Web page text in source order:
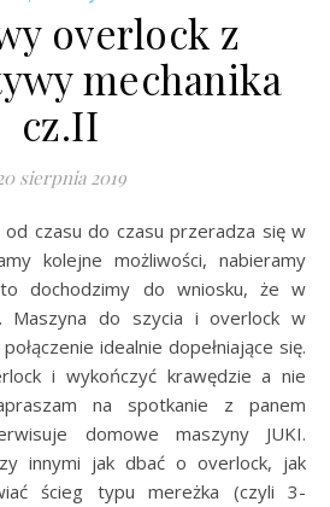
overlock z
mechanika
cz.II
sierpnia 2019
kolejne możliwości, nabieramy
dochodzimy do wniosku, że w
Maszyna do szycia i overlock w
idealnie dopełniające się.
i wykończyć krawędzie a nie
na spotkanie z panem
domowe maszyny JUKI.
innymi jak dbać o overlock, jak
ścieg typu mereżka (czyli 3-